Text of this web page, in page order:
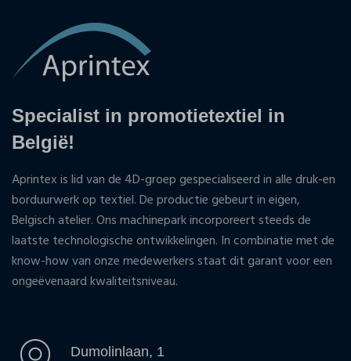
Specialist in promotietextiel in
België!
Aprintex is lid van de 4D-groep gespecialiseerd in alle druk-en
borduurwerk op textiel. De productie gebeurt in eigen,
Belgisch atelier. Ons machinepark incorporeert steeds de
laatste technologische ontwikkelingen. In combinatie met de
know-how van onze medewerkers staat dit garant voor een
ongeëvenaard kwaliteitsniveau.
Dumolinlaan, 1